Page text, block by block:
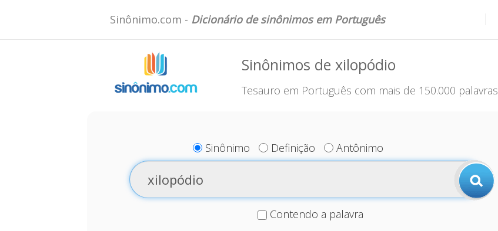
Sinônimo.com - Dicionário de sinônimos em Português
Sinônimos de xilopódio
Tesauro em Português com mais de 150.000 palavras
Sinônimo Definição Antônimo
Contendo a palavra